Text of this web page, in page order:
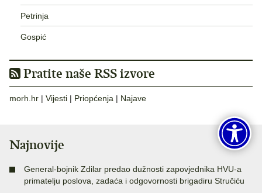
Petrinja
Gospić
Pratite naše RSS izvore
morh.hr | Vijesti | Priopćenja | Najave
Najnovije
General-bojnik Zdilar predao dužnosti zapovjednika HVU-a
primatelju poslova, zadaća i odgovornosti brigadiru Stručiću